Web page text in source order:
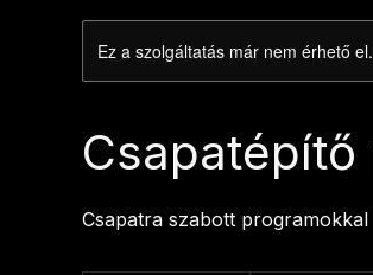
Ez a szolgáltatás már nem érhető
Csapatépítő
Csapatra szabott programokkal